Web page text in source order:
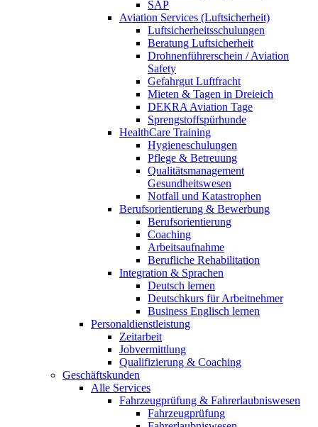
SAP
Aviation Services (Luftsicherheit)
Luftsicherheitsschulungen
Beratung Luftsicherheit
Drohnenführerschein / Aviation
Safety
Gefahrgut Luftfracht
Mieten & Tagen in Dreieich
DEKRA Aviation Tage
Sprengstoffspürhunde
HealthCare Training
Hygieneschulungen
Pflege & Betreuung
Qualitätsmanagement
Gesundheitswesen
Notfall und Katastrophen
Berufsorientierung & Bewerbung
Berufsorientierung
Coaching
Arbeitsaufnahme
Berufliche Rehabilitation
Integration & Sprachen
Deutsch lernen
Deutschkurs für Arbeitnehmer
Business Englisch lernen
Personaldienstleistung
Zeitarbeit
Jobvermittlung
Qualifizierung & Coaching
Geschäftskunden
Alle Services
Fahrzeugprüfung & Fahrerlaubniswesen
Fahrzeugprüfung